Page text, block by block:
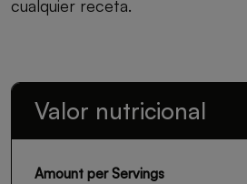
cualquier receta.
Valor nutricional
Amount per Servings